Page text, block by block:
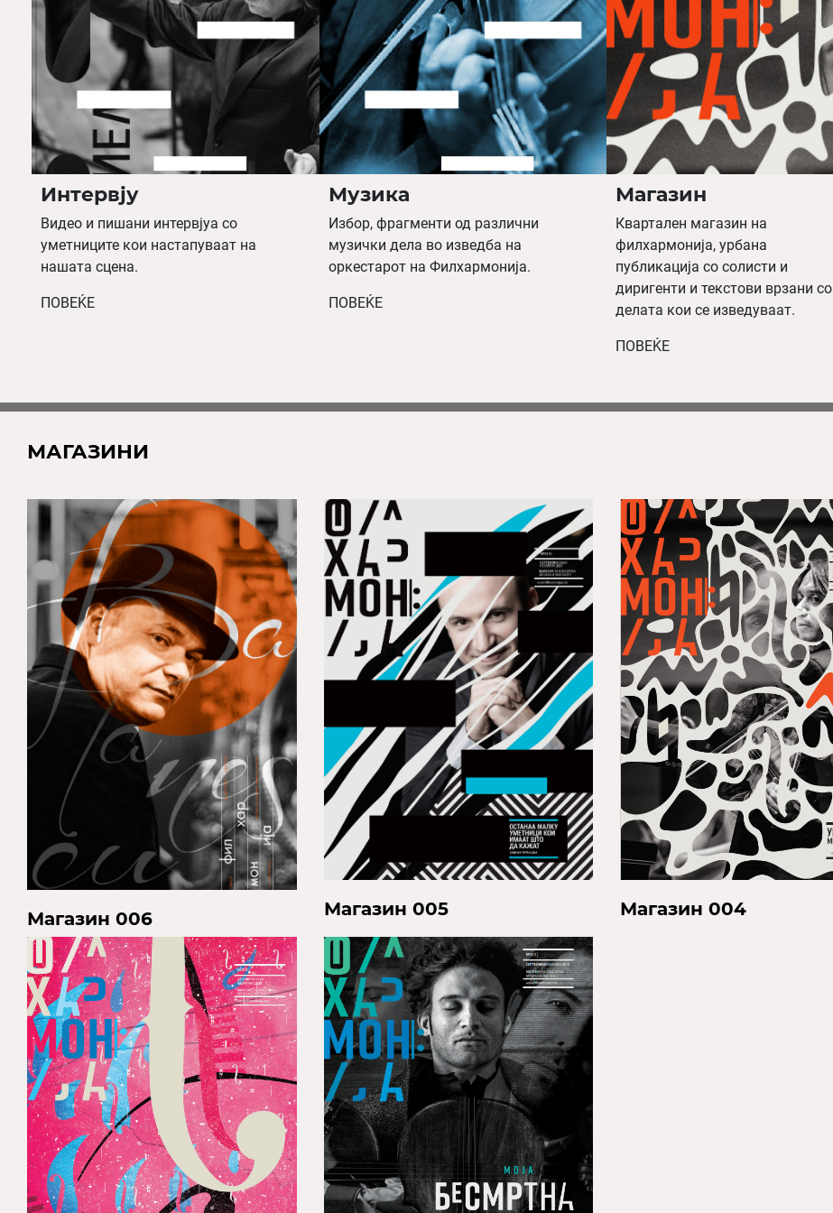
Интервју
Видео и пишани интервјуа со
уметниците кои настапуваат на
нашата сцена.
ПОВЕЌЕ
Музика
Избор, фрагменти од различни
музички дела во изведба на
оркестарот на Филхармонија.
ПОВЕЌЕ
Магазин
Квартален магазин на
филхармонија, урбана
публикација со солисти и
диригенти и текстови врзани со
делата кои се изведуваат.
ПОВЕЌЕ
МАГАЗИНИ
Магазин 006 Магазин 005 Магазин 004